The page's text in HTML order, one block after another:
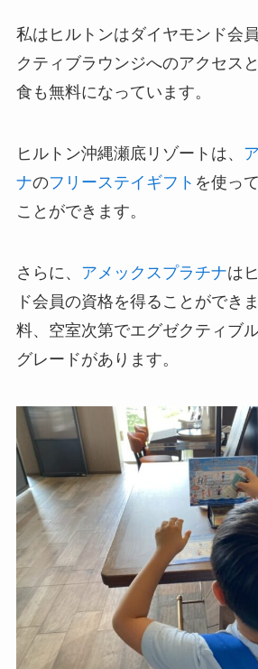
私はヒルトンはダイヤモンド会
クティブラウンジへのアクセス
食も無料になっています。
ヒルトン沖縄瀬底リゾートは、
ナのフリーステイギフト を使って
ことができます。
さらに、 アメックスプラチナは
ド会員の資格を得ることができ
料、空室次第でエグゼクティブ
グレードがあります。